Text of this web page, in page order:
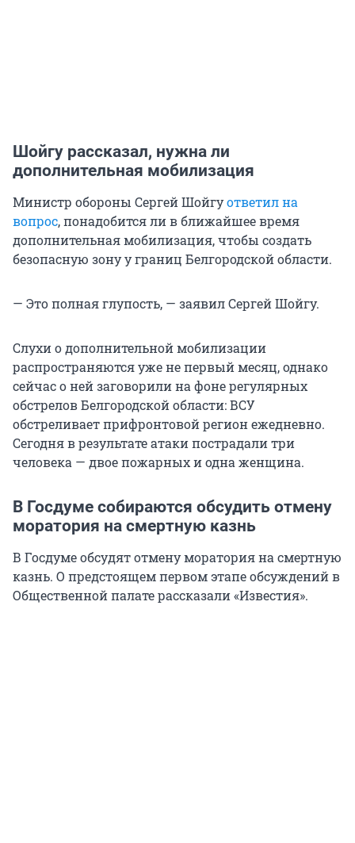
Шойгу рассказал, нужна ли
дополнительная мобилизация
Министр обороны Сергей Шойгуответил на
вопрос, понадобится ли в ближайшее время
дополнительная мобилизация, чтобы создать
безопасную зону у границ Белгородской области.
— Это полная глупость, — заявил Сергей Шойгу.
Слухи о дополнительной мобилизации
распространяются уже не первый месяц, однако
сейчас о ней заговорили на фоне регулярных
обстрелов Белгородской области: ВСУ
обстреливает прифронтовой регион ежедневно.
Сегодня в результате атаки пострадали три
человека — двое пожарных и одна женщина.
В Госдуме собираются обсудить отмену
моратория на смертную казнь
В Госдуме обсудят отмену моратория на смертную
казнь. О предстоящем первом этапе обсуждений в
Общественной палате рассказали «Известия».